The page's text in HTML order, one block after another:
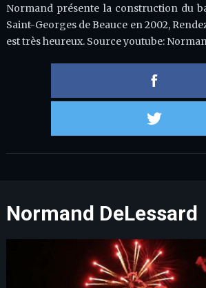
Normand présente la construction du
Saint-Georges de Beauce en 2002,
est très heureux. Source youtube:
Normand DeLessard